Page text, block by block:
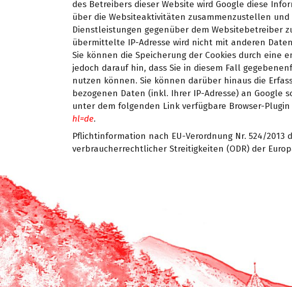
des Betreibers dieser Website wird Google diese
über die Websiteaktivitäten zusammenzustellen
Dienstleistungen gegenüber dem Websitebetreiber
übermittelte IP-Adresse wird nicht mit anderen
Sie können die Speicherung der Cookies durch eine
jedoch darauf hin, dass Sie in diesem Fall
nutzen können. Sie können darüber hinaus die
bezogenen Daten (inkl. Ihrer IP-Adresse) an Google
unter dem folgenden Link verfügbare Browser-
hl=de.
Pflichtinformation nach EU-Verordnung Nr. 524/
verbraucherrechtlicher Streitigkeiten (ODR) der